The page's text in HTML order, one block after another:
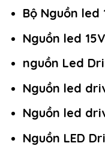
Bộ Nguồn led
Nguồn led 15V
nguồn Led
Nguồn led
Nguồn led
Nguồn LED